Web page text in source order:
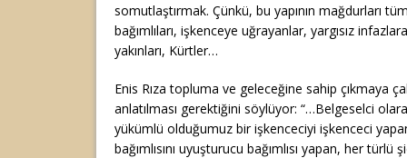
somutlaştırmak. Çünkü, bu yapının mağdurları
bağımlıları, işkenceye uğrayanlar, yargısız
yakınları, Kürtler…
Enis Rıza topluma ve geleceğine sahip çıkmaya
anlatılması gerektiğini söylüyor: “…Belgeselci
yükümlü olduğumuz bir işkenceciyi işkenceci
bağımlısını uyuşturucu bağımlısı yapan, her türlü